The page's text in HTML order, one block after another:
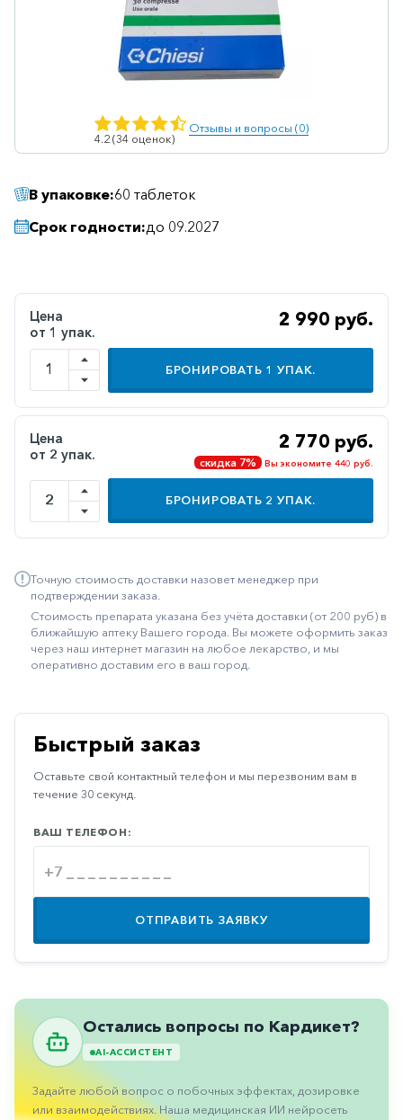
Ветеринарные
Витаминные
Гематологические
Гепатопротекторы
Диабетические
Желудочно-
кишечные
Иммунодепрессанты
Климактерические
Метаболизм
Минеральный
обмен
средства
Неврологические
Остеопороз
Паркинсон
Противоаллергические
Противовирусные
Противогрибковые
Противоопухолевые
Противоподагрические
Противорвотные
Пульмонология
Сердечные
Сосудистые
4.2 (34 оценок)
Отзывы и вопросы (0)
В упаковке:60 таблеток
Срок годности:до 09.2027
Цена
от 1 упак.
2 990 руб.
БРОНИРОВАТЬ 1 УПАК.
Цена
от 2 упак.
2 770 руб.
скидка 7% Вы экономите 440 руб.
БРОНИРОВАТЬ 2 УПАК.
Точную стоимость доставки назовет менеджер при
подтверждении заказа.
Стоимость препарата указана без учёта доставки (от 200 руб) в
ближайшую аптеку Вашего города. Вы можете оформить заказ
через наш интернет магазин на любое лекарство, и мы
оперативно доставим его в ваш город.
Быстрый заказ
Оставьте свой контактный телефон и мы перезвоним вам в
течение 30 секунд.
ВАШ ТЕЛЕФОН:
ОТПРАВИТЬ ЗАЯВКУ
Остались вопросы по Кардикет?
AI-АССИСТЕНТ
Задайте любой вопрос о побочных эффектах, дозировке
или взаимодействиях. Наша медицинская ИИ нейросеть